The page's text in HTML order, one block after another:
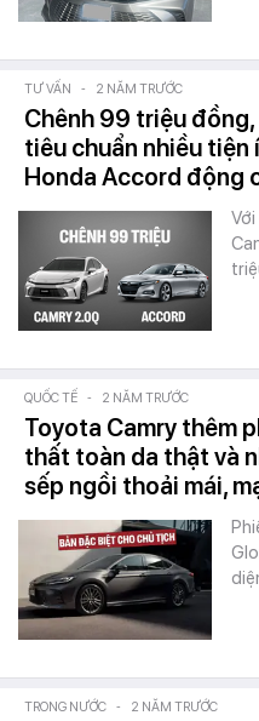
TƯ VẤN - 2 NĂM TRƯỚC
Chênh 99 triệu
tiêu chuẩn nhiều tiện
Honda Accord động
QUỐC TẾ - 2 NĂM TRƯỚC
Toyota Camry thêm
thất toàn da thật và
sếp ngồi thoải mái,
TRONG NƯỚC - 2 NĂM TRƯỚC